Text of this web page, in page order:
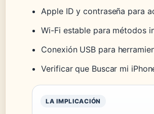
Apple ID y contraseña para
Wi-Fi estable para métodos
Conexión USB para
Verificar que Buscar mi
LA IMPLICACIÓN